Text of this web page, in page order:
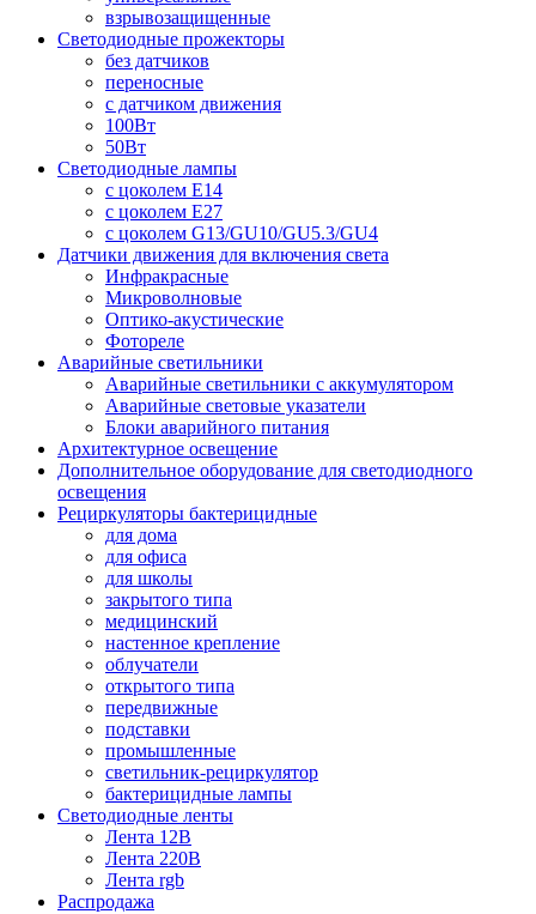
взрывозащищенные
Светодиодные прожекторы
без датчиков
переносные
с датчиком движения
100Вт
50Вт
Светодиодные лампы
с цоколем E14
с цоколем E27
с цоколем G13/GU10/GU5.3/GU4
Датчики движения для включения света
Инфракрасные
Микроволновые
Оптико-акустические
Фотореле
Аварийные светильники
Аварийные светильники с аккумулятором
Аварийные световые указатели
Блоки аварийного питания
Архитектурное освещение
Дополнительное оборудование для светодиодного
освещения
Рециркуляторы бактерицидные
для дома
для офиса
для школы
закрытого типа
медицинский
настенное крепление
облучатели
открытого типа
передвижные
подставки
промышленные
светильник-рециркулятор
бактерицидные лампы
Светодиодные ленты
Лента 12В
Лента 220В
Лента rgb
Распродажа